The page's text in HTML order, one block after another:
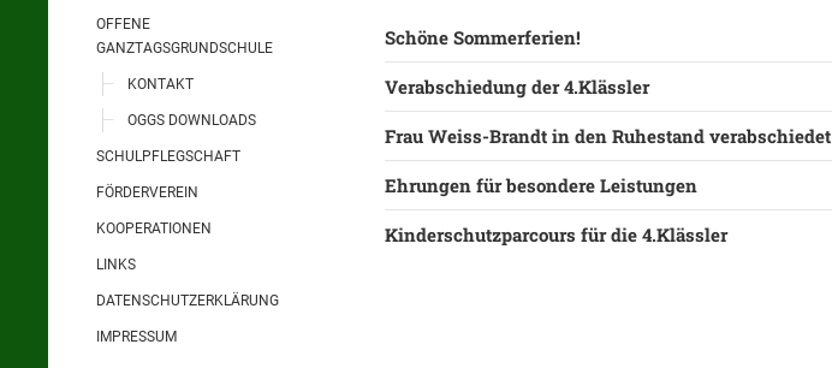
OFFENE
GANZTAGSGRUNDSCHULE
KONTAKT
OGGS DOWNLOADS
SCHULPFLEGSCHAFT
FÖRDERVEREIN
KOOPERATIONEN
LINKS
DATENSCHUTZERKLÄRUNG
IMPRESSUM
Schöne Sommerferien!
Verabschiedung der 4.Klässler
Frau Weiss-Brandt in den Ruhestand verabschiedet
Ehrungen für besondere Leistungen
Kinderschutzparcours für die 4.Klässler